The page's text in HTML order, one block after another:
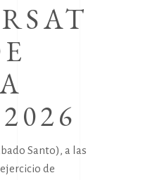
Santo), a las
de